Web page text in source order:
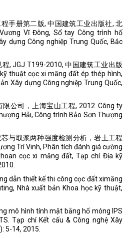
手册第二版, 中国建筑工业出版社, 北
Vĩ Đông, Sổ tay Công trình hố
dựng Công nghiệp Trung Quốc, Bắc
, JGJ T199-2010, 中国建筑工业出版
thuật cọc xi măng đất ép thép hình,
Xây dựng Công nghiệp Trung Quốc,
公司，上海宝山工程, 2012. Công ty
Hải, Công trình Bảo Sơn Thượng
与取浆两种强度检测分析，岩土工程
Trí Vinh, Phân tích đánh giá cường
cọc xi măng đất, Tạp chí Địa kỹ
dẫn thiết kế thi công cọc đất ximăng
Nhà xuất bản Khoa học kỹ thuật,
mô hình tính mặt bằng hố móng IPS
Tạp chí Kết cấu & Công nghệ Xây
5-14, 2015.